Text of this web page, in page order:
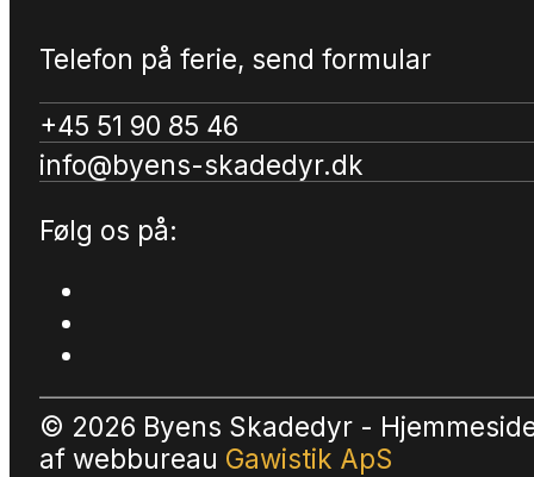
Telefon på ferie, send formular
+45 51 90 85 46
info@byens-skadedyr.dk
Følg os på:
© 2026 Byens Skadedyr -
af webbureau Gawistik ApS